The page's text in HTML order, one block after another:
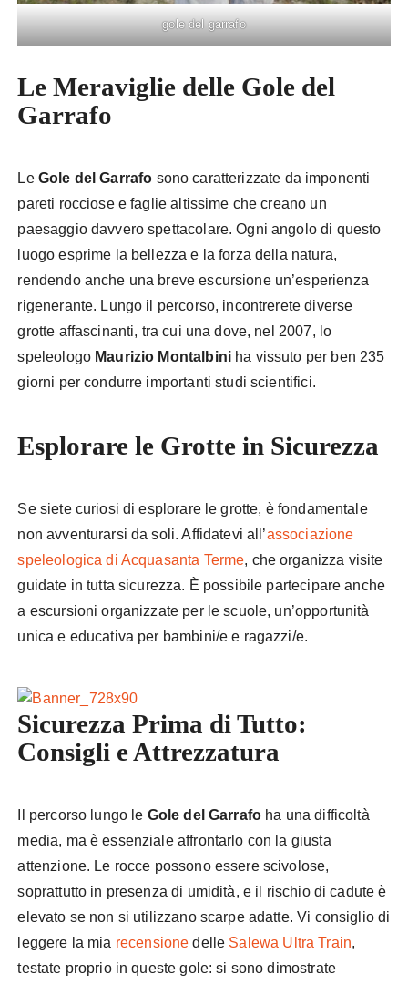
gole del garrafo
Le Meraviglie delle Gole del
Garrafo
LeGole del Garrafo sono caratterizzate da imponenti
pareti rocciose e faglie altissime che creano un
paesaggio davvero spettacolare. Ogni angolo di questo
luogo esprime la bellezza e la forza della natura,
rendendo anche una breve escursione un’esperienza
rigenerante. Lungo il percorso, incontrerete diverse
grotte affascinanti, tra cui una dove, nel 2007, lo
speleologo Maurizio Montalbini ha vissuto per ben 235
giorni per condurre importanti studi scientifici.
Esplorare le Grotte in Sicurezza
Se siete curiosi di esplorare le grotte, è fondamentale
non avventurarsi da soli. Affidatevi all’associazione
speleologica di Acquasanta Terme, che organizza visite
guidate in tutta sicurezza. È possibile partecipare anche
a escursioni organizzate per le scuole, un’opportunità
unica e educativa per bambini/e e ragazzi/e.
Sicurezza Prima di Tutto:
Consigli e Attrezzatura
Il percorso lungo le Gole del Garrafo ha una difficoltà
media, ma è essenziale affrontarlo con la giusta
attenzione. Le rocce possono essere scivolose,
soprattutto in presenza di umidità, e il rischio di cadute è
elevato se non si utilizzano scarpe adatte. Vi consiglio di
leggere la mia recensione delle Salewa Ultra Train,
testate proprio in queste gole: si sono dimostrate